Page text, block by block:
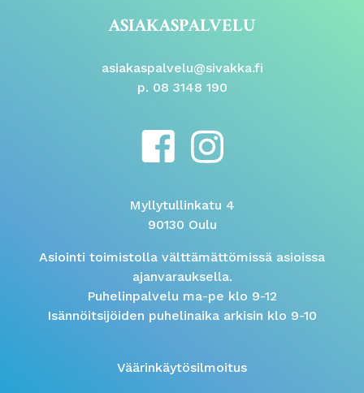
ASIAKASPALVELU
asiakaspalvelu@sivakka.fi
p. 08 3148 190
Myllytullinkatu 4
90130 Oulu
Asiointi toimistolla välttämättömissä asioissa
ajanvarauksella.
Puhelinpalvelu ma-pe klo 9-12
Isännöitsijöiden puhelinaika arkisin klo 9-10
Väärinkäytösilmoitus